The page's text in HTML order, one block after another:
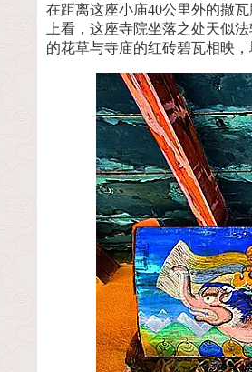
在距离这座小庙40公里外的撒
上看，这座寺院坐落之处天似
的花草与寺庙的红砖碧瓦相映